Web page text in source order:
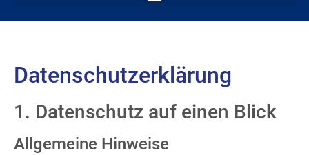
Daten­schutz­erklärung
1. Datenschutz auf einen Blick
Allgemeine Hinweise